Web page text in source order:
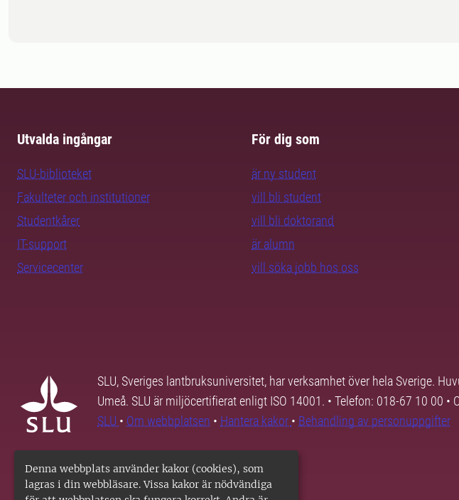
Denna webbplats använder kakor (cookies), som
lagras i din webbläsare. Vissa kakor är nödvändiga
Utvalda ingångar
SLU-biblioteket
Fakulteter och institutioner
Studentkårer
IT-support
Servicecenter
För dig som
är ny student
vill bli student
vill bli doktorand
är alumn
vill söka jobb hos oss
SLU, Sveriges lantbruksuniversitet, har verksamhet över hela Sverige.
Umeå. SLU är miljöcertifierat enligt ISO 14001. • Telefon: 018-67 10 00 •
SLU • Om webbplatsen • Hantera kakor • Behandling av personuppgifter